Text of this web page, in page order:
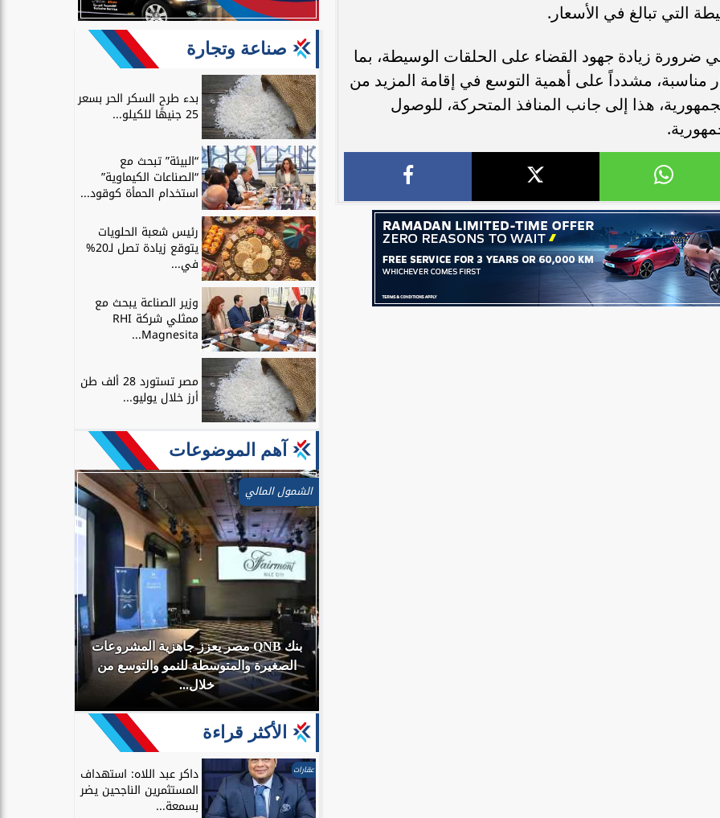
التي تبالغ في الأسعار.
ضرورة زيادة جهود القضاء على الحلقات الوسيطة، بما
مشدداً على أهمية التوسع في إقامة المزيد من
هذا إلى جانب المنافذ المتحركة، للوصول
صناعة وتجارة
بدء طرح السكر الحر بسعر
25 جنيهًا للكيلو...
“البيئة” تبحث مع
“الصناعات الكيماوية”
استخدام الحمأة كوقود...
رئيس شعبة الحلويات
يتوقع زيادة تصل لـ20%
في...
وزير الصناعة يبحث مع
ممثلي شركة RHI
Magnesita...
مصر تستورد 28 ألف طن
أرز خلال يوليو...
آهم الموضوعات
الشمول المالي
بنك QNB مصر يعزز جاهزية المشروعات
الصغيرة والمتوسطة للنمو والتوسع من
خلال...
الأكثر قراءة
عقارات داكر عبد اللاه: استهداف
المستثمرين الناجحين يضر
بسمعة...